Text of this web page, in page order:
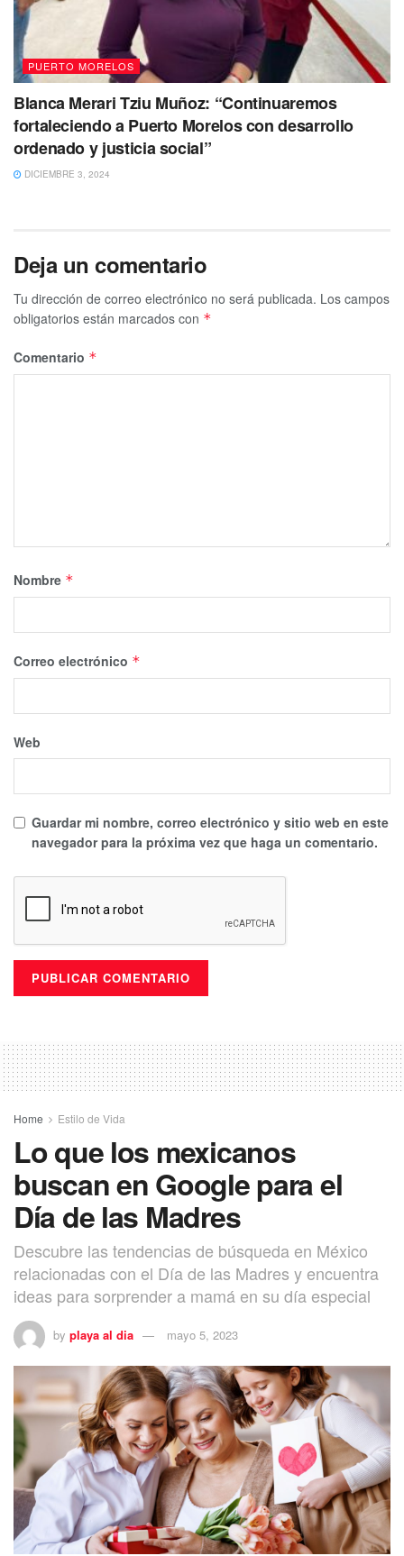
actividades educativas y medio ambientales.
PUERTO MORELOS
Blanca Merari Tziu Muñoz: “Continuaremos
fortaleciendo a Puerto Morelos con desarrollo
ordenado y justicia social”
DICIEMBRE 3, 2024
Deja un comentario
Tu dirección de correo electrónico no será publicada. Los campos
obligatorios están marcados con *
Comentario *
Nombre *
Correo electrónico *
Web
Guardar mi nombre, correo electrónico y sitio web en este
navegador para la próxima vez que haga un comentario.
Home Estilo de Vida
Lo que los mexicanos
buscan en Google para el
Día de las Madres
Descubre las tendencias de búsqueda en México
relacionadas con el Día de las Madres y encuentra
ideas para sorprender a mamá en su día especial
by playa al dia mayo 5, 2023